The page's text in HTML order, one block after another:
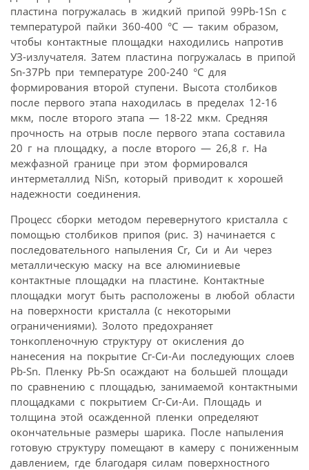
пластина погружалась в жидкий припой 99Pb-1Sn с
температурой пайки 360-400 °С — таким образом,
чтобы контактные площадки находились напротив
УЗ-излучателя. Затем пластина погружалась в припой
Sn-37Pb при температуре 200-240 °С для
формирования второй ступени. Высота столбиков
после первого этапа находилась в пределах 12-16
мкм, после второго этапа — 18-22 мкм. Средняя
прочность на отрыв после первого этапа составила
20 г на площадку, а после второго — 26,8 г. На
межфазной границе при этом формировался
интерметаллид NiSn, который приводит к хорошей
надежности соединения.
Процесс сборки методом перевернутого кристалла с
помощью столбиков припоя (рис. 3) начинается с
последовательного напыления Cr, Си и Аи через
металлическую маску на все алюминиевые
контактные площадки на пластине. Контактные
площадки могут быть расположены в любой области
на поверхности кристалла (с некоторыми
ограничениями). Золото предохраняет
тонкопленочную структуру от окисления до
нанесения на покрытие Сг-Си-Аи последующих слоев
Pb-Sn. Пленку Pb-Sn осаждают на большей площади
по сравнению с площадью, занимаемой контактными
площадками с покрытием Сг-Си-Аи. Площадь и
толщина этой осажденной пленки определяют
окончательные размеры шарика. После напыления
готовую структуру помещают в камеру с пониженным
давлением, где благодаря силам поверхностного